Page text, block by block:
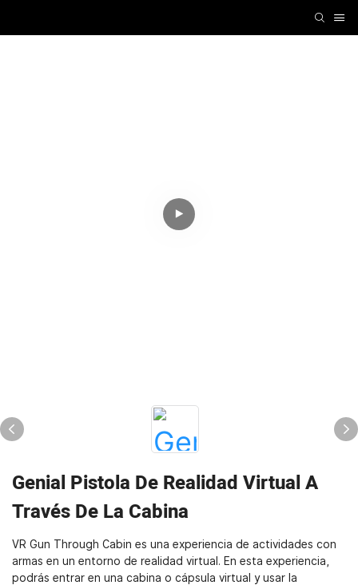
Genial Pistola De Realidad Virtual A
Través De La Cabina
VR Gun Through Cabin es una experiencia de actividades con
armas en un entorno de realidad virtual. En esta experiencia,
podrás entrar en una cabina o cápsula virtual y usar la